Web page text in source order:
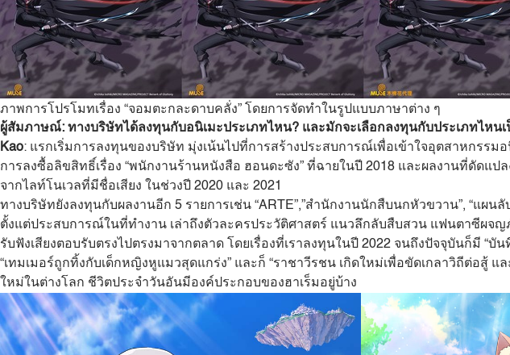
ภาพการโปรโมทเรื่อง “จอมตะกละดาบคลั่ง” โดยการจัดทำในรูปแบบภาษาต่าง ๆ
ผู้สัมภาษณ์: ทางบริษัทได้ลงทุนกับอนิเมะประเภทไหน? และมักจะเลือกลงทุนกับประเภทไหนเ
Kao: แรกเริ่มการลงทุนของบริษัท มุ่งเน้นไปที่การสร้างประสบการณ์เพื่อเข้าใจอุตสาหกรรม
การลงซื้อลิขสิทธิ์เรื่อง “พนักงานร้านหนังสือ ฮอนดะซัง” ที่ฉายในปี 2018 และผลงานที่ดัดแปล
จากไลท์โนเวลที่มีชื่อเสียง ในช่วงปี 2020 และ 2021
ทางบริษัทยังลงทุนกับผลงานอีก 5 รายการเช่น “ARTE”,”สำนักงานนักสืบนกหัวขวาน”, “แผ
ตั้งแต่ประสบการณ์ในที่ทำงาน เล่าถึงตัวละครประวัติศาสตร์ แนวลึกลับสืบสวน แฟนตาซีผจ
รับฟังเสียงตอบรับตรงไปตรงมาจากตลาด โดยเรื่องที่เราลงทุนในปี 2022 จนถึงปัจจุบันก็มี “
“เทมเมอร์ถูกทิ้งกับเด็กหญิงหูแมวสุดแกร่ง” และก็ “ราชาวีรชน เกิดใหม่เพื่อขัดเกลาวิถีต่อสู้
ใหม่ในต่างโลก ชีวิตประจำวันอันมีองค์ประกอบของฮาเร็มอยู่บ้าง